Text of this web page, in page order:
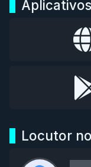
Aplicativos
Locutor